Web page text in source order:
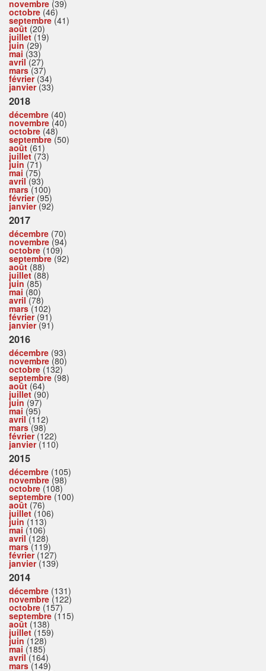
novembre (39)
octobre (46)
septembre (41)
août (20)
juillet(19)
juin (29)
mai (33)
avril(27)
mars(37)
février(34)
janvier(33)
2018
décembre (40)
novembre (40)
octobre (48)
septembre (50)
août (61)
juillet(73)
juin (71)
mai (75)
avril(93)
mars(100)
février(95)
janvier(92)
2017
décembre (70)
novembre (94)
octobre (109)
septembre (92)
août (88)
juillet(88)
juin (85)
mai (80)
avril(78)
mars(102)
février(91)
janvier(91)
2016
décembre (93)
novembre (80)
octobre (132)
septembre (98)
août (64)
juillet(90)
juin (97)
mai (95)
avril(112)
mars(98)
février(122)
janvier(110)
2015
décembre (105)
novembre (98)
octobre (108)
septembre (100)
août (76)
juillet(106)
juin (113)
mai (106)
avril(128)
mars(119)
février(127)
janvier(139)
2014
décembre (131)
novembre (122)
octobre (157)
septembre (115)
août (138)
juillet(159)
juin (128)
mai (185)
avril(164)
mars(149)